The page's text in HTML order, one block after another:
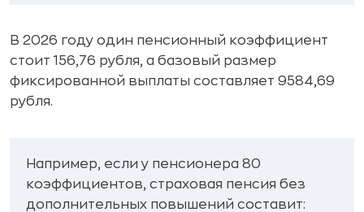
В 2026 году один пенсионный коэффициент
стоит 156,76 рубля, а базовый размер
фиксированной выплаты составляет 9584,69
рубля.
Например, если у пенсионера 80
коэффициентов, страховая пенсия без
дополнительных повышений составит: